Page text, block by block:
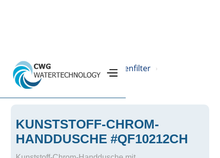
Home › Produkte Legionellenfilter ›
Legionellenschutz ›
KUNSTSTOFF-CHROM-
HANDDUSCHE #QF10212CH